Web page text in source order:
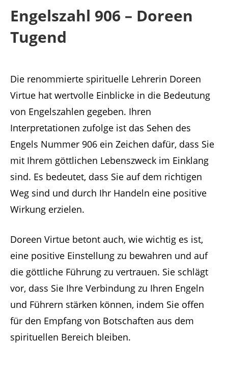
Engelszahl 906 – Doreen
Tugend
Die renommierte spirituelle Lehrerin Doreen
Virtue hat wertvolle Einblicke in die Bedeutung
von Engelszahlen gegeben. Ihren
Interpretationen zufolge ist das Sehen des
Engels Nummer 906 ein Zeichen dafür, dass Sie
mit Ihrem göttlichen Lebenszweck im Einklang
sind. Es bedeutet, dass Sie auf dem richtigen
Weg sind und durch Ihr Handeln eine positive
Wirkung erzielen.
Doreen Virtue betont auch, wie wichtig es ist,
eine positive Einstellung zu bewahren und auf
die göttliche Führung zu vertrauen. Sie schlägt
vor, dass Sie Ihre Verbindung zu Ihren Engeln
und Führern stärken können, indem Sie offen
für den Empfang von Botschaften aus dem
spirituellen Bereich bleiben.